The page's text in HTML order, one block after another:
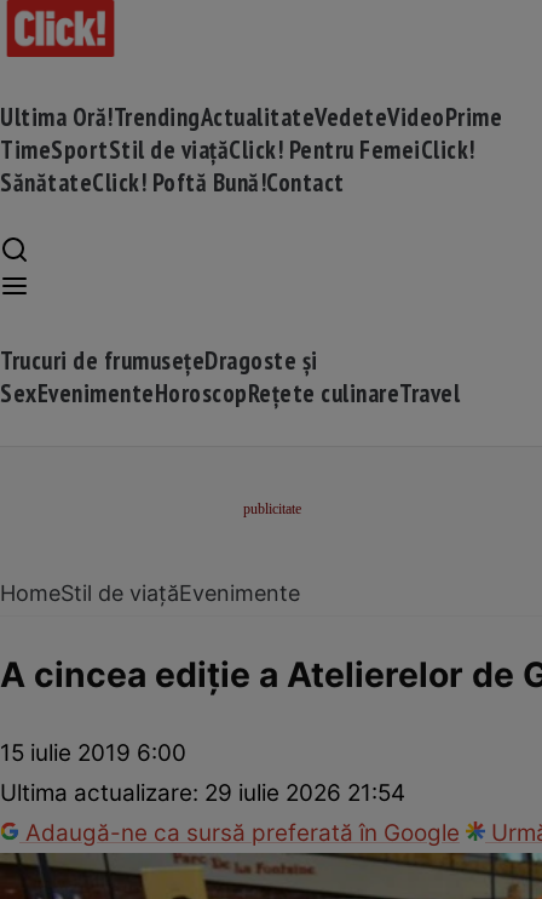
Ultima Oră!TrendingActualitateVedeteVideoPrime
TimeSportStil de viațăClick! Pentru FemeiClick!
SănătateClick! Poftă Bună!Contact
Trucuri de frumusețeDragoste și
SexEvenimenteHoroscopRețete culinareTravel
HomeStil de viațăEvenimente
A cincea ediţie a Atelierelor de
15 iulie 2019 6:00
Ultima actualizare: 29 iulie 2026 21:54
Adaugă-ne ca sursă preferată în Google